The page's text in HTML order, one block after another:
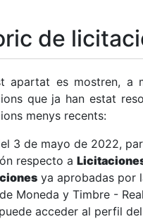
de
apartat es mostren, a
que ja han estat
menys recents:
3 de mayo de 2022,
respecto a
ya aprobadas por
Moneda y Timbre -
acceder al perfil